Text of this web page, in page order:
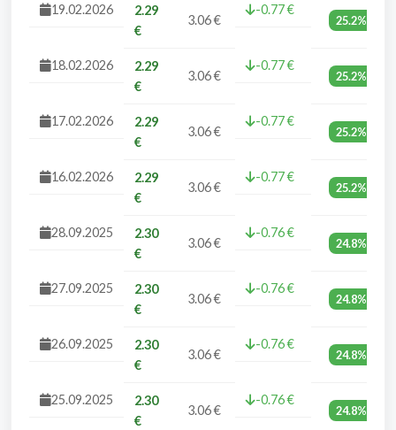
19.02.2026
2.29
€
3.06 €
-0.77 €
25.2%
18.02.2026
2.29
€
3.06 €
-0.77 €
25.2%
17.02.2026
2.29
€
3.06 €
-0.77 €
25.2%
16.02.2026
2.29
€
3.06 €
-0.77 €
25.2%
28.09.2025
2.30
€
3.06 €
-0.76 €
24.8%
27.09.2025
2.30
€
3.06 €
-0.76 €
24.8%
26.09.2025
2.30
€
3.06 €
-0.76 €
24.8%
25.09.2025
2.30
€
3.06 €
-0.76 €
24.8%